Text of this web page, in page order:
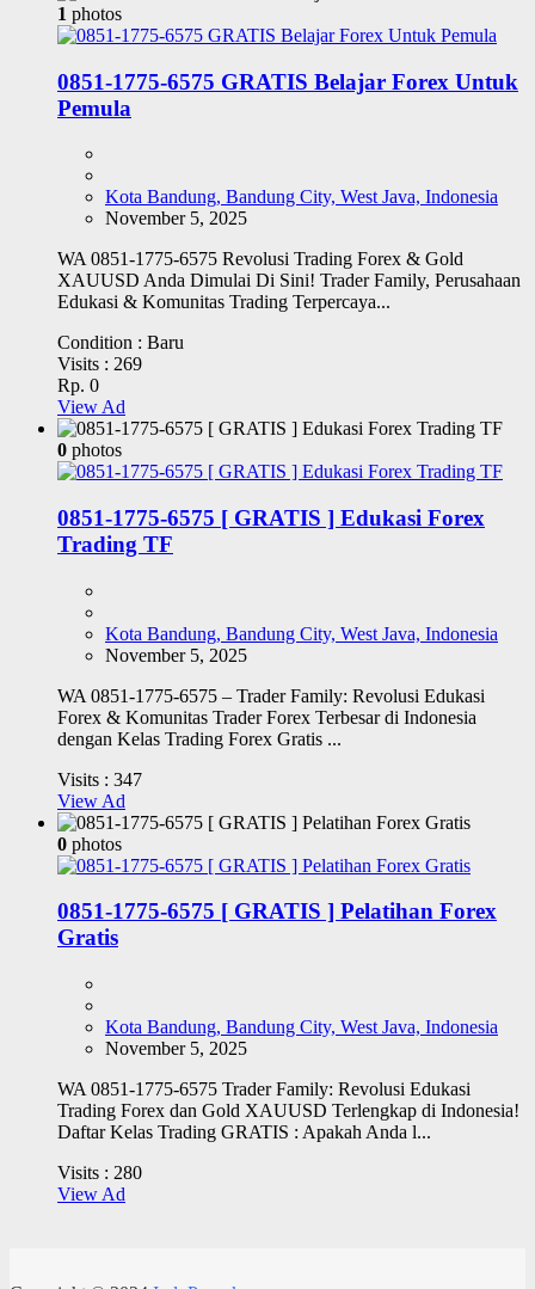
1 photos
0851-1775-6575 GRATIS Belajar Forex Untuk
Pemula
Kota Bandung, Bandung City, West Java, Indonesia
November 5, 2025
WA 0851-1775-6575 Revolusi Trading Forex & Gold
XAUUSD Anda Dimulai Di Sini! Trader Family, Perusahaan
Edukasi & Komunitas Trading Terpercaya...
Condition : Baru
Visits : 269
Rp. 0
View Ad
0 photos
0851-1775-6575 [ GRATIS ] Edukasi Forex
Trading TF
Kota Bandung, Bandung City, West Java, Indonesia
November 5, 2025
WA 0851-1775-6575 – Trader Family: Revolusi Edukasi
Forex & Komunitas Trader Forex Terbesar di Indonesia
dengan Kelas Trading Forex Gratis ...
Visits : 347
View Ad
0 photos
0851-1775-6575 [ GRATIS ] Pelatihan Forex
Gratis
Kota Bandung, Bandung City, West Java, Indonesia
November 5, 2025
WA 0851-1775-6575 Trader Family: Revolusi Edukasi
Trading Forex dan Gold XAUUSD Terlengkap di Indonesia!
Daftar Kelas Trading GRATIS : Apakah Anda l...
Visits : 280
View Ad